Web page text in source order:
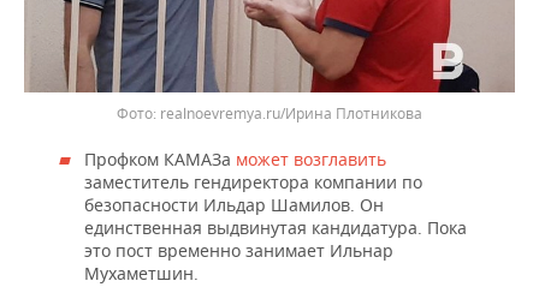
realnoevremya.ru/Ирина Плотникова
Профком КАМАЗа может возглавить
заместитель гендиректора компании по
безопасности Ильдар Шамилов. Он
единственная выдвинутая кандидатура. Пока
это пост временно занимает Ильнар
Мухаметшин.